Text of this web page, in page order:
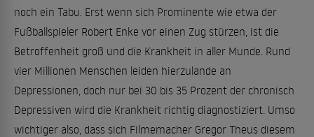
noch ein Tabu. Erst wenn sich Prominente wie etwa der
Fußballspieler Robert Enke vor einen Zug stürzen, ist die
Betroffenheit groß und die Krankheit in aller Munde. Rund
vier Millionen Menschen leiden hierzulande an
Depressionen, doch nur bei 30 bis 35 Prozent der chronisch
Depressiven wird die Krankheit richtig diagnostiziert. Umso
wichtiger also, dass sich Filmemacher Gregor Theus diesem